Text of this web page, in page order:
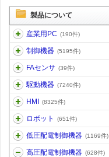
製品について
産業用PC (190件)
制御機器 (5195件)
FAセンサ (39件)
駆動機器 (7240件)
HMI (8325件)
ロボット (651件)
低圧配電制御機器 (1169件)
高圧配電制御機器 (628件)